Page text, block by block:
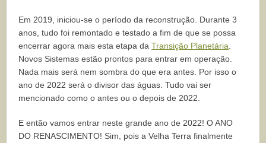
Em 2019, iniciou-se o período da reconstrução. Durante 3
anos, tudo foi remontado e testado a fim de que se possa
encerrar agora mais esta etapa daTransição Planetária
Novos Sistemas estão prontos para entrar em operação.
Nada mais será nem sombra do que era antes. Por isso o
ano de 2022 será o divisor das águas. Tudo vai ser
mencionado como o antes ou o depois de 2022.
E então vamos entrar neste grande ano de 2022! O ANO
DO RENASCIMENTO! Sim, pois a Velha Terra finalmente